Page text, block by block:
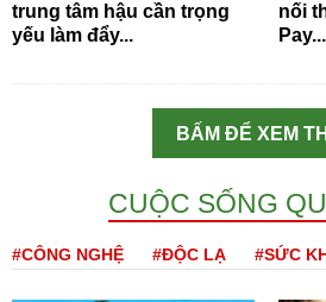
trung tâm hậu cần trọng
yếu làm đẩy...
nối
Pay...
BẤM ĐỂ XEM
CUỘC SỐNG
#CÔNG NGHỆ #ĐỘC LẠ #SỨC